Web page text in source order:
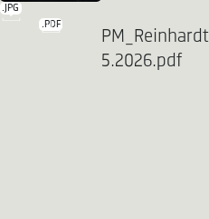
.JPG
.PDF
5.2026.pdf